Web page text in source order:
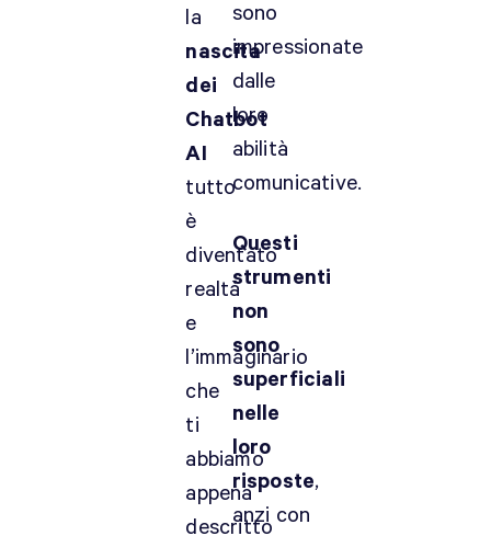
la
nascita
dei
Chatbot
AI
tutto
è
diventato
realtà
e
l’immaginario
che
ti
abbiamo
appena
descritto
sono
impressionate
dalle
loro
abilità
comunicative.
Questi
strumenti
non
sono
superficiali
nelle
loro
risposte,
anzi con